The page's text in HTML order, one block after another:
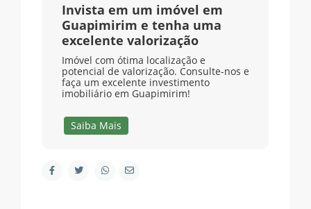
Invista em um imóvel em
Guapimirim e tenha uma
excelente valorização
Imóvel com ótima localização e
potencial de valorização. Consulte-nos e
faça um excelente investimento
imobiliário em Guapimirim!
Saiba Mais